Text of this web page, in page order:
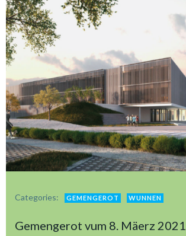
Categories: GEMENGEROT WUNNEN
Gemengerot vum 8. Mäerz 2021